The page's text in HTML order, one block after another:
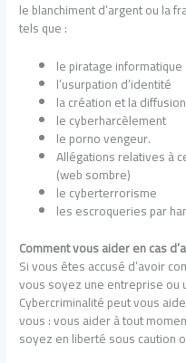
le blanchiment d’argent ou la
tels que :
le piratage informatique
l’usurpation d’identité
la création et la
le cyberharcèlement
le porno vengeur.
Allégations relatives à
(web sombre)
le cyberterrorisme
les escroqueries par
Comment vous aider en cas
Si vous êtes accusé d’avoir
vous soyez une entreprise ou
Cybercriminalitépeut vous
vous : vous aider à tout
soyez en liberté sous caution